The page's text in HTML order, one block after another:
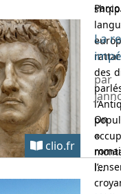
des
l...
clio.fr
La
par
On
«